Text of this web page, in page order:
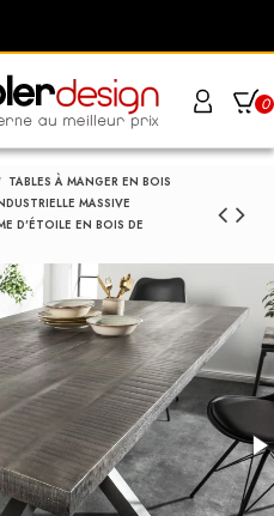
0
TABLES À MANGER EN BOIS
MASSIVE
D'ÉTOILE EN BOIS DE